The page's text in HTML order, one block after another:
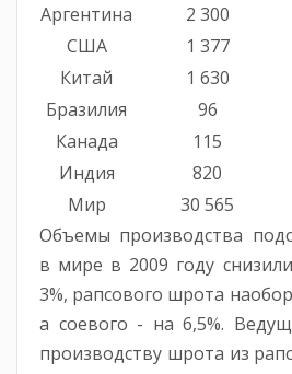
Аргентина
2 300
США
1 377
Китай
1 630
Бразилия
96
Канада
115
Индия
820
Мир
30 565
Объемы производства
в мире в 2009 году
3%, рапсового шрота
а соевого - на 6,5%.
производству шрота из